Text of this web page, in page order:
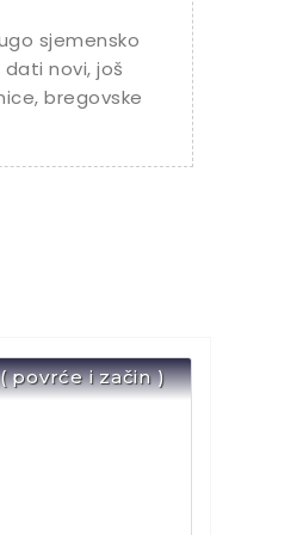
sjemensko
novi, još
bregovske
povrće i začin )